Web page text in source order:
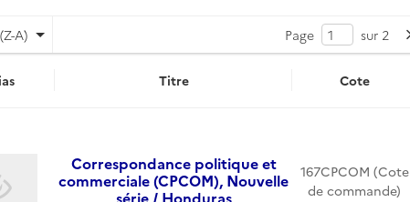
A) Page sur 2
Titre Cote
Correspondance politique et
commerciale (CPCOM), Nouvelle
série / Honduras
167CPCOM (Cote
de commande)